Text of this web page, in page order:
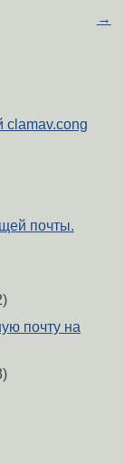
→
clamav.cong
почты.
почту на